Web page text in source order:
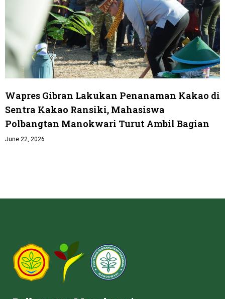
Wapres Gibran Lakukan Penanaman Kakao di
Sentra Kakao Ransiki, Mahasiswa
Polbangtan Manokwari Turut Ambil Bagian
June 22, 2026